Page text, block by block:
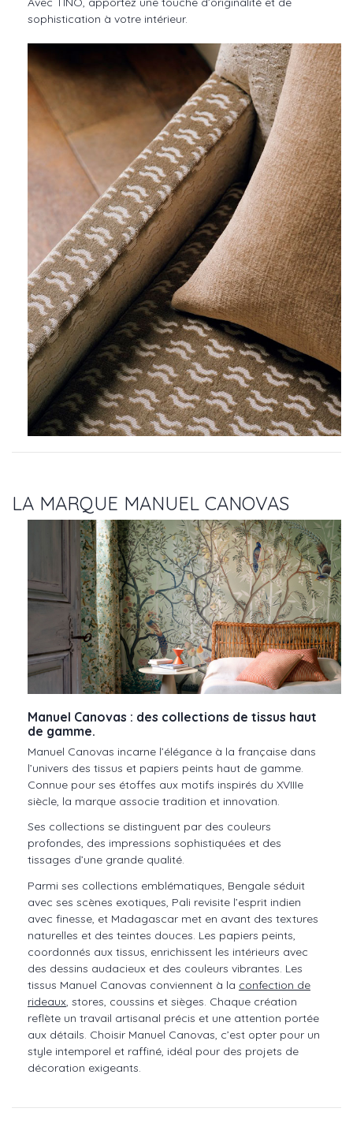
sophistication à votre intérieur.
LA MARQUE MANUEL CANOVAS
Manuel Canovas : des collections de tissus haut
de gamme.
Manuel Canovas incarne l’élégance à la française dans
l’univers des tissus et papiers peints haut de gamme.
Connue pour ses étoffes aux motifs inspirés du XVIIIe
siècle, la marque associe tradition et innovation.
Ses collections se distinguent par des couleurs
profondes, des impressions sophistiquées et des
tissages d’une grande qualité.
Parmi ses collections emblématiques, Bengale séduit
avec ses scènes exotiques, Pali revisite l’esprit indien
avec finesse, et Madagascar met en avant des textures
naturelles et des teintes douces. Les papiers peints,
coordonnés aux tissus, enrichissent les intérieurs avec
des dessins audacieux et des couleurs vibrantes. Les
tissus Manuel Canovas conviennent à la confection de
rideaux , stores, coussins et sièges. Chaque création
reflète un travail artisanal précis et une attention portée
aux détails. Choisir Manuel Canovas, c’est opter pour un
style intemporel et raffiné, idéal pour des projets de
décoration exigeants.